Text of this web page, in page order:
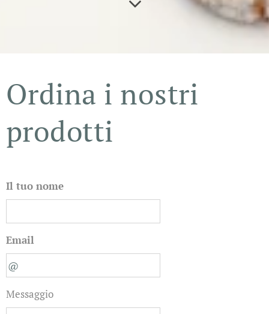
Ordina i nostri
prodotti
Il tuo nome
Email
Messaggio